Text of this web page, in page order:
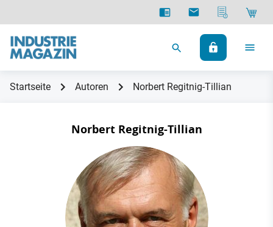
Startseite Autoren Norbert Regitnig-Tillian
Norbert Regitnig-Tillian